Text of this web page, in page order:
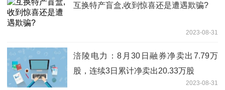
互换特产盲盒,收到惊喜还是遭遇欺骗?
2023-08-31
涪陵电力：8月30日融券净卖出7.79万
股，连续3日累计净卖出20.33万股
2023-08-31